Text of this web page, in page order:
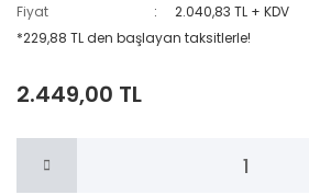
Fiyat
2.040,83 TL + KDV
*229,88 TL den başlayan taksitlerle!
2.449,00 TL